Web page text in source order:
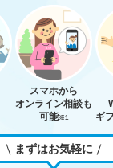
スマホから
オンライン相談も
可能※1
ギ
まずはお気軽に